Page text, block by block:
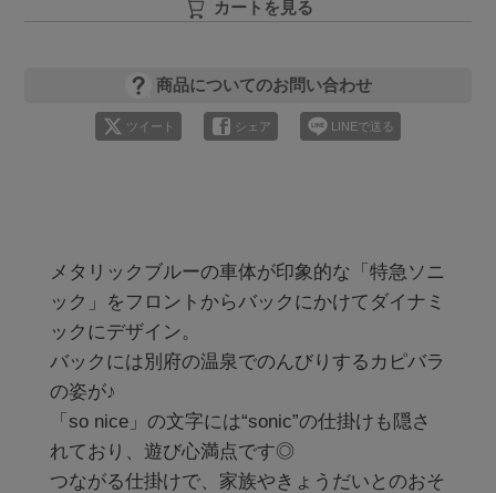
カートを見る
商品についてのお問い合わせ
ツイート シェア LINEで送る
メタリックブルーの車体が印象的な「特急ソニ
ック」をフロントからバックにかけてダイナミ
ックにデザイン。
バックには別府の温泉でのんびりするカピバラ
の姿が♪
「so nice」の文字には“sonic”の仕掛けも隠さ
れており、遊び心満点です◎
つながる仕掛けで、家族やきょうだいとのおそ